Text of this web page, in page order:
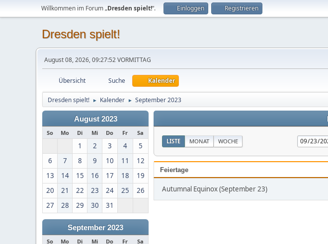
Willkommen im Forum „Dresden spielt!“. Einloggen Registrieren
Dresden spielt!
August 08, 2026, 09:27:52 VORMITTAG
Übersicht Suche Kalender
Dresden spielt! ► Kalender ► September 2023
August 2023
So Mo Di Mi Do Fr Sa
1 2 3 4
5
6
7 8 9 10 11
12
13
14 15 16 17 18
19
20
21 22 23 24 25
26
27
28 29 30 31
September 2023
So Mo Di Mi Do Fr Sa
LISTE MONAT WOCHE
Feiertage
Autumnal Equinox (September 23)